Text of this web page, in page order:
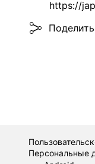
https://
Персональные